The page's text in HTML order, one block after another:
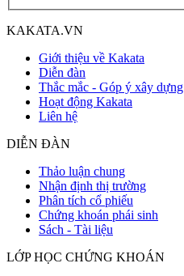
KAKATA.VN
Giới thiệu về Kakata
Diễn đàn
Thắc mắc - Góp ý xây dựng
Hoạt động Kakata
Liên hệ
DIỄN ĐÀN
Thảo luận chung
Nhận định thị trường
Phân tích cổ phiếu
Chứng khoán phái sinh
Sách - Tài liệu
LỚP HỌC CHỨNG KHOÁN